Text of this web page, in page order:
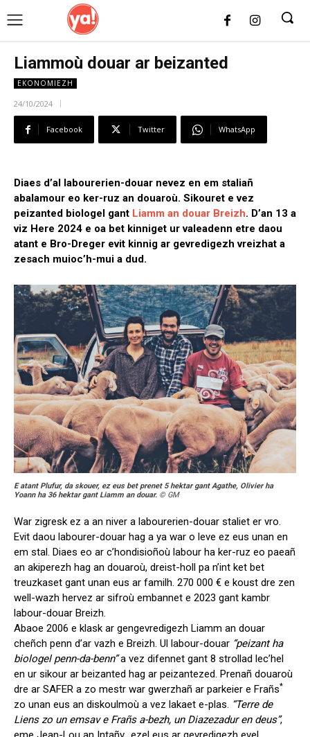
Liammoù douar ar beizanted
EKONOMIEZH
24/10/2024
Facebook Twitter WhatsApp
Diaes d’al labourerien-douar nevez en em staliañ
abalamour eo ker-ruz an douaroù. Sikouret e vez
peizanted biologel gant Liamm an douar Breizh. D’an 13 a
viz Here 2024 e oa bet kinniget ur valeadenn etre daou
atant e Bro-Dreger evit kinnig ar gevredigezh vreizhat a
zesach muioc’h-mui a dud.
E atant Plufur, da skouer, ez eus bet prenet 5 hektar gant Agathe, Olivier ha
Yoann ha 36 hektar gant Liamm an douar. © GM
War zigresk ez a an niver a labourerien-douar staliet er vro.
Evit daou labourer-douar hag a ya war o leve ez eus unan en
em stal. Diaes eo ar c’hondisioñoù labour ha ker-ruz eo paeañ
an akiperezh hag an douaroù, dreist-holl pa n’int ket bet
treuzkaset gant unan eus ar familh. 270 000 € e koust dre zen
well-wazh hervez ar sifroù embannet e 2023 gant kambr
labour-douar Breizh.
Abaoe 2006 e klask ar gengevredigezh Liamm an douar
cheñch penn d’ar vazh e Breizh. Ul labour-douar “peizant ha
biologel penn-da-benn”a vez difennet gant 8 strollad lec’hel
en ur sikour ar beizanted hag ar peizantezed. Prenañ douaroù
dre ar SAFER a zo mestr war gwerzhañ ar parkeier e Frañs*
zo unan eus an diskoulmoù a vez lakaet e-plas. “Terre de
Liens zo un emsav e Frañs a-bezh, un Diazezadur en deus”,